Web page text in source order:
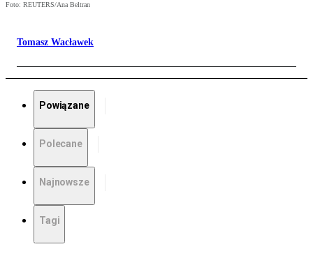
Foto: REUTERS/Ana Beltran
Tomasz Wacławek
Powiązane
Polecane
Najnowsze
Tagi